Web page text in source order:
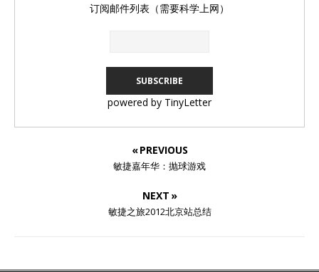
订阅邮件列表（需要科学上网）
powered by TinyLetter
« PREVIOUS
敏捷嘉年华：抛球游戏
NEXT »
敏捷之旅2012北京站总结